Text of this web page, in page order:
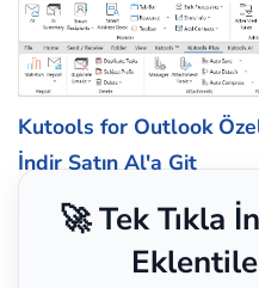
Kutools for Outlook
İndir Satın Al'a Git
🚀 Tek Tıkla